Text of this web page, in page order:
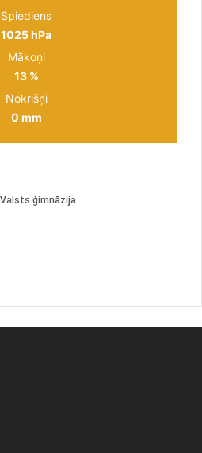
Spiediens
1025 hPa
Mākoņi
13 %
Nokrišņi
0 mm